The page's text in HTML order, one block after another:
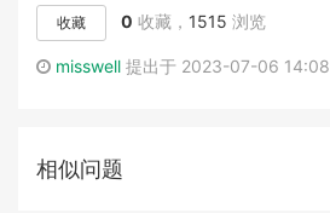
收藏 0 收藏， 1515 浏览
misswell 提出于 2023-07-06 14:08
相似问题